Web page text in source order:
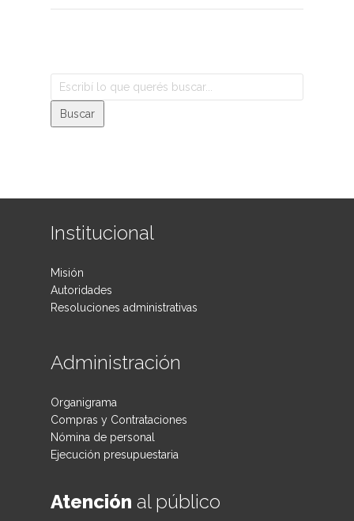
Institucional
Misión
Autoridades
Resoluciones administrativas
Administración
Organigrama
Compras y Contrataciones
Nómina de personal
Ejecución presupuestaria
Atención al público